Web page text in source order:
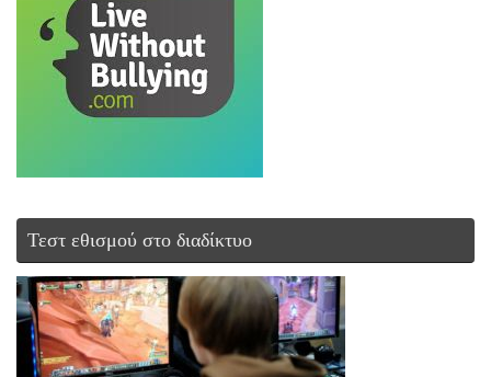
Τεστ εθισμού στο διαδίκτυο